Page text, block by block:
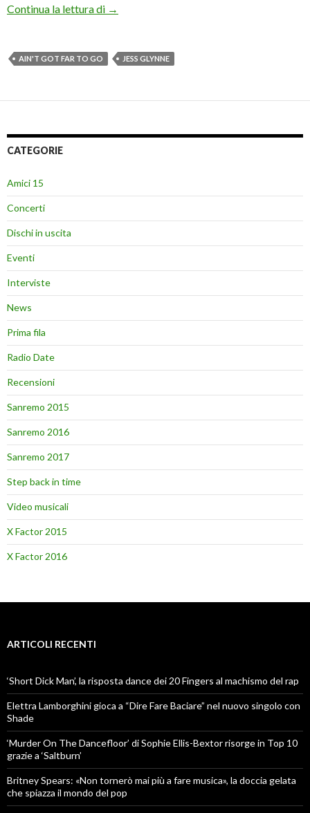
Continua la lettura di
“Ain’t Got Far To Go” nuovo singolo di
→
AIN'T GOT FAR TO GO JESS GLYNNE
CATEGORIE
Amici 15
Concerti
Dischi in uscita
Eventi
Interviste
News
Prima fila
Radio Date
Recensioni
Sanremo 2015
Sanremo 2016
Sanremo 2017
Step back in time
Video musicali
X Factor 2015
X Factor 2016
ARTICOLI RECENTI
‘Short Dick Man’, la risposta dance dei 20 Fingers al machismo del rap
Elettra Lamborghini gioca a “Dire Fare Baciare” nel nuovo singolo con
Shade
‘Murder On The Dancefloor’ di Sophie Ellis-Bextor risorge in Top 10
grazie a ‘Saltburn’
Britney Spears: «Non tornerò mai più a fare musica», la doccia gelata
che spiazza il mondo del pop